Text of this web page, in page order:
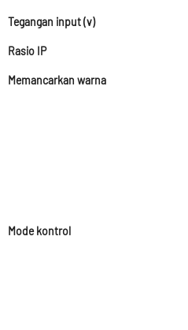
Tegangan input (v)
Rasio IP
Memancarkan warna
Mode kontrol